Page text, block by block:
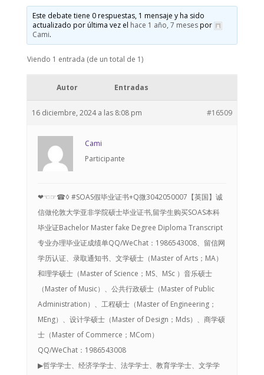
Este debate tiene 0 respuestas, 1 mensaje y ha sido
actualizado por última vez el hace 1 año, 7 mesespor
Cami.
Viendo 1 entrada (de un total de 1)
Autor Entradas
16 diciembre, 2024 a las 8:08 pm #16509
Cami
Participante
❤☜☞☎◊ #SOAS假毕业证书+Q微3042050007【英国】诚
信做伦敦大学亚非学院硕士毕业证书,留学生购买SOAS本科
毕业证Bachelor Master fake Degree Diploma Transcript
专业办理毕业证成绩单QQ/WeChat：1986543008、留信网
学历认证、录取通知书、文学硕士（Master of Arts；MA）
和理学硕士（Master of Science；MS、MSc ）音乐硕士
（Master of Music）、公共行政硕士（Master of Public
Administration）、工程硕士（Master of Engineering；
MEng）、设计学硕士（Master of Design；Mds）、商学硕
士（Master of Commerce；MCom）
QQ/WeChat：1986543008
▶哲学学士、经济学学士、法学学士、教育学学士、文学学